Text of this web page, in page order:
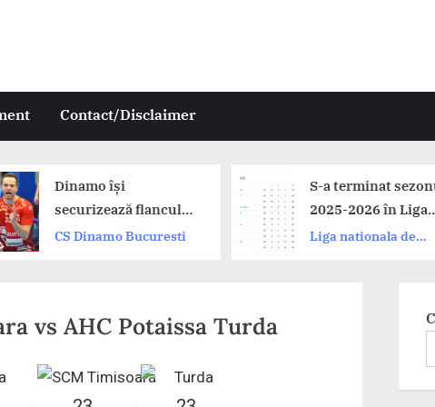
Contact/Disclaimer
Dinamo își
securizează flancul
drept: Andrii
CS Dinamo Bucuresti
S-a terminat
2025-2026 în Liga
Zimbrilor. Dinamo,
Liga nationala de
vs AHC Potaissa Turda